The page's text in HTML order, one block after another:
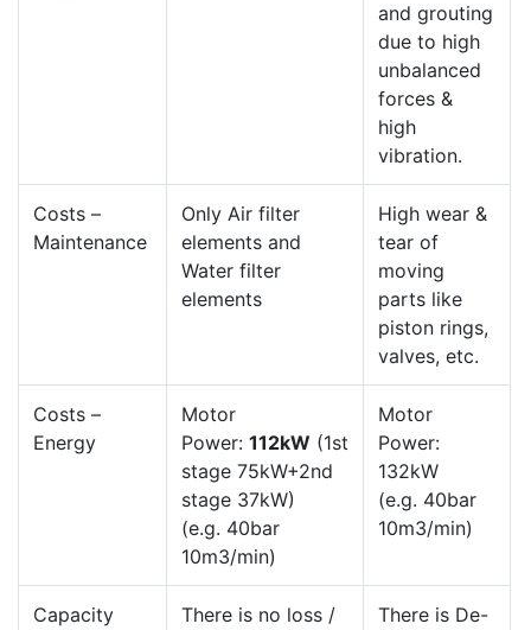
and grouting
due to high
unbalanced
forces &
high
vibration.
Costs –
Maintenance
Only Air filter
elements and
Water filter
elements
High wear &
tear of
moving
parts like
piston rings,
valves, etc.
Costs –
Energy
Motor
Power: 112kW (1st
stage 75kW+2nd
stage 37kW)
(e.g. 40bar
10m3/min)
Motor
Power:
132kW
(e.g. 40bar
10m3/min)
Capacity There is no loss / There is De-